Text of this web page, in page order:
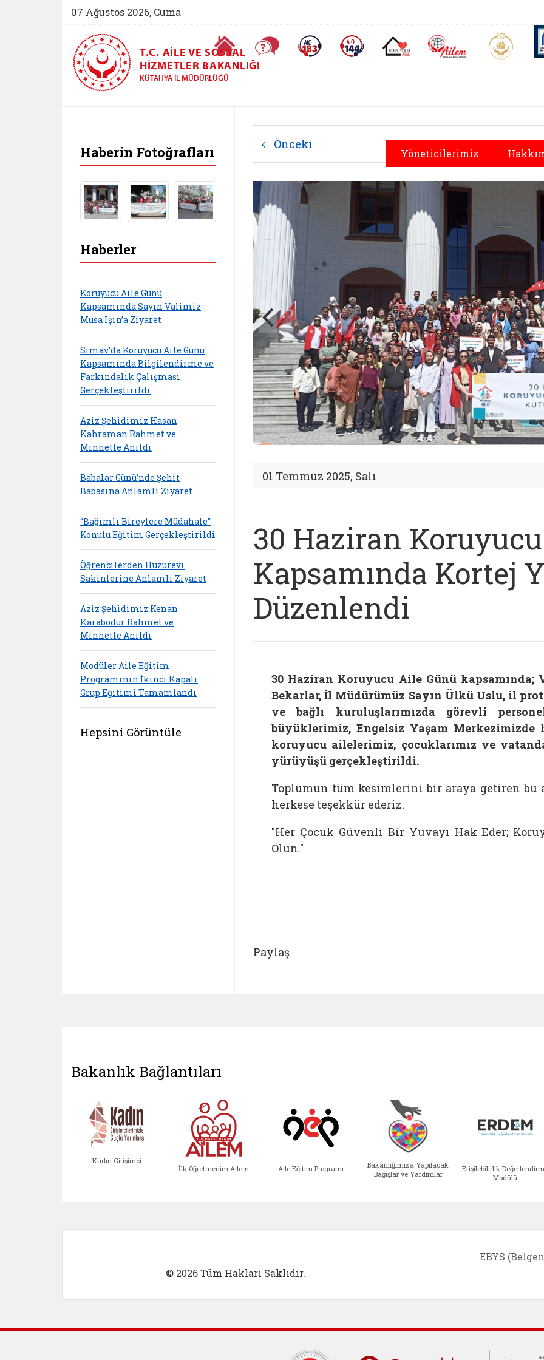
07 Ağustos 2026, Cuma
Ana Sayfa Sıkça Sorulan SorularAlo 183 (yeni sekmede açılır)Alo 144 (yeni sekmede açılır)Koruyucu Aile (yeni sekmede açılır)
AİLEM İletişim Aile ve
T.C. AILE VE SOSYAL
HIZMETLER BAKANLIĞI
KÜTAHYA İL MÜDÜRLÜĞÜ
Yöneticilerimiz
Önceki
01 Temmuz 2025, Salı
30 Haziran
Kapsamında Kortej
Düzenlendi
30 Haziran Koruyucu Aile Günü kapsamında;
Bekarlar, İl Müdürümüz Sayın Ülkü Uslu, il
ve bağlı kuruluşlarımızda görevli
büyüklerimiz, Engelsiz Yaşam
koruyucu ailelerimiz, çocuklarımız ve
yürüyüşü gerçekleştirildi.
Toplumun tüm kesimlerini bir araya getiren bu
herkese teşekkür ederiz.
"Her Çocuk Güvenli Bir Yuvayı Hak Eder;
Olun."
Paylaş
Haberin Fotoğrafları
Haberler
Koruyucu Aile Günü
Kapsamında Sayın Valimiz
Musa Işın’a Ziyaret
Simav’da Koruyucu Aile Günü
Kapsamında Bilgilendirme ve
Farkındalık Çalışması
Gerçekleştirildi
Aziz Şehidimiz Hasan
Kahraman Rahmet ve
Minnetle Anıldı
Babalar Günü’nde Şehit
Babasına Anlamlı Ziyaret
“Bağımlı Bireylere Müdahale”
Konulu Eğitim Gerçekleştirildi
Öğrencilerden Huzurevi
Sakinlerine Anlamlı Ziyaret
Aziz Şehidimiz Kenan
Karabodur Rahmet ve
Minnetle Anıldı
Modüler Aile Eğitim
Programının İkinci Kapalı
Grup Eğitimi Tamamlandı
Hepsini Görüntüle
Bakanlık Bağlantıları
Kadın Girişimci
İlk Öğretmenim Ailem Aile Eğitim Programı
Bakanlığımıza Yapılacak
Bağışlar ve Yardımlar
Erişilebilirlik
Modülü
© 2026 Tüm Hakları Saklıdır.
EBYS
Cumhurbaşkanlığı İletişim Merkezi
Çocuklar